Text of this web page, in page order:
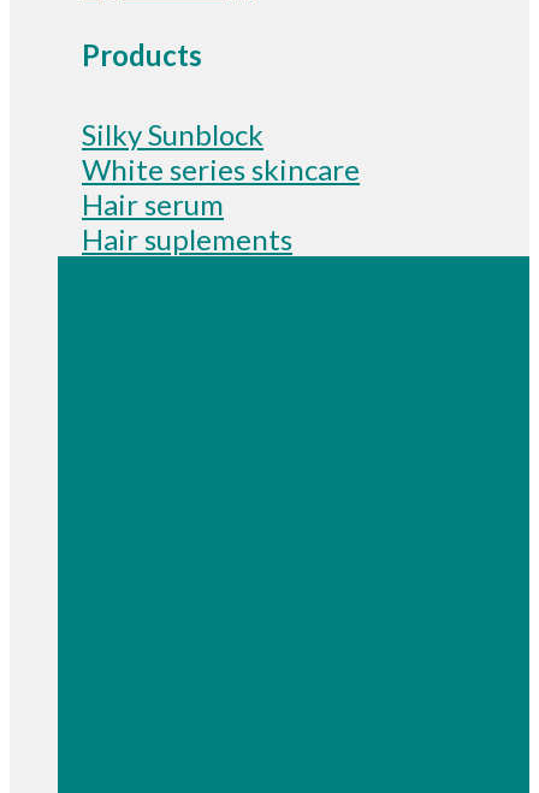
Products
Silky Sunblock
White series skincare
Hair serum
Hair suplements